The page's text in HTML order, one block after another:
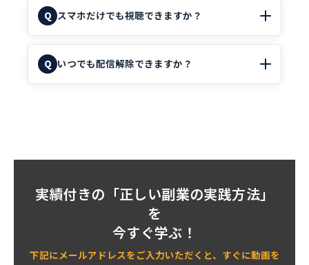
Q スマホだけでも視聴できますか？
Q いつでも配信解除できますか？
実績付きの 「正しい副業の実践方法」
を
今すぐ学ぶ！
下記にメールアドレスをご入力いただくと、すぐに動画を